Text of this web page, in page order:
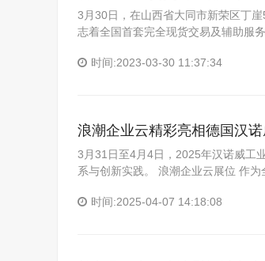
3月30日，在山西省大同市新荣区丁
志着全国首套完全现货交易及辅助
时间:2023-03-30 11:37:34
浪潮企业云精彩亮相德国汉
3月31日至4月4日，2025年汉诺威工
系与创新实践。 浪潮企业云展位 作
时间:2025-04-07 14:18:08